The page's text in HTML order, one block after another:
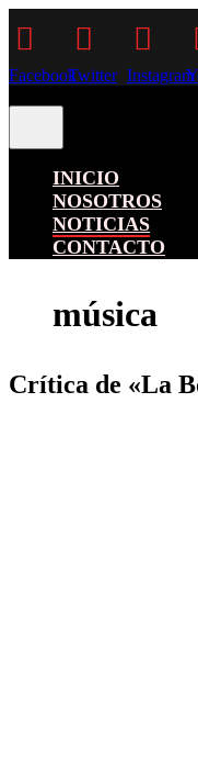
FacebookTwitter Instagram
INICIO
NOSOTROS
NOTICIAS
CONTACTO
música
Crítica de «La